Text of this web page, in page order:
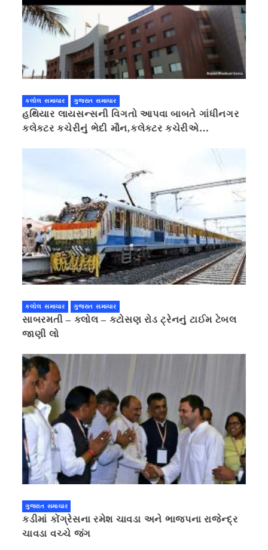
કલોલ સમાચાર ગુજરાત સમાચાર
હથિયાર લાયસન્સની વિગતો આપવા બાબતે ગાંધીનગર
કલેક્ટર કચેરીનું ભેદી મૌન,કલેક્ટર કચેરીએ
કલોલ સમાચાર ગુજરાત સમાચાર
સાબરમતી – કલોલ – કટોસણ રોડ ટ્રેનનું ટાઈમ ટેબલ
જાણી લો
ગુજરાત સમાચાર
કડીમાં કોંગ્રેસના રમેશ ચાવડા અને ભાજપના રાજેન્દ્ર
ચાવડા વચ્ચે જંગ